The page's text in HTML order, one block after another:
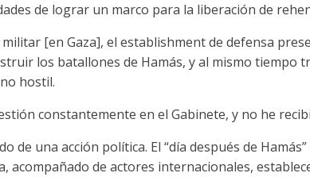
de lograr un marco para la liberación de
[en Gaza], el establishment de defensa
los batallones de Hamás, y al mismo tiempo
hostil.
constantemente en el Gabinete, y no he
de una acción política. El “día después de
acompañado de actores internacionales,